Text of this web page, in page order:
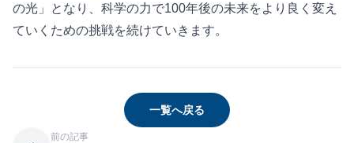
の光」となり、科学の力で100年後の未来をより良く変え
ていくための挑戦を続けていきます。
前の記事
一覧へ戻る